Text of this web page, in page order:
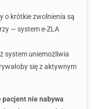
o krótkie zwolnienia są
— system e-ZLA
system uniemożliwia
się z aktywnym
pacjent nie nabywa